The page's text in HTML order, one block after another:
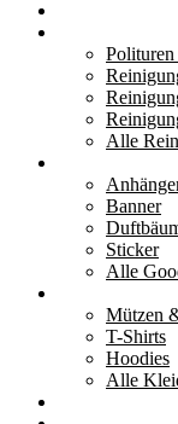
Alle
Banner
Sticker
Alle
Mützen
T-Shirts
Hoodies
Alle